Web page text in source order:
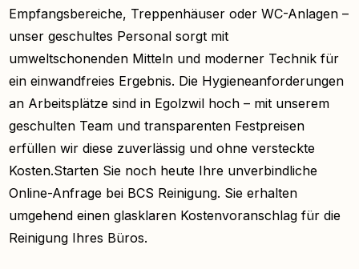
Empfangsbereiche, Treppenhäuser oder WC-Anlagen –
unser geschultes Personal sorgt mit
umweltschonenden Mitteln und moderner Technik für
ein einwandfreies Ergebnis. Die Hygieneanforderungen
an Arbeitsplätze sind in Egolzwil hoch – mit unserem
geschulten Team und transparenten Festpreisen
erfüllen wir diese zuverlässig und ohne versteckte
Kosten.Starten Sie noch heute Ihre unverbindliche
Online-Anfrage bei BCS Reinigung. Sie erhalten
umgehend einen glasklaren Kostenvoranschlag für die
Reinigung Ihres Büros.